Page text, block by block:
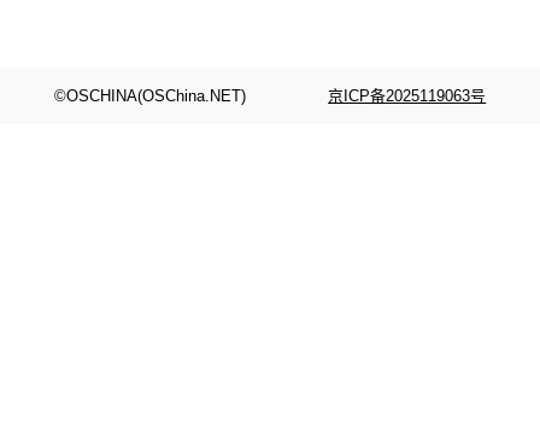
©OSCHINA(OSChina.NET) 京ICP备2025119063号